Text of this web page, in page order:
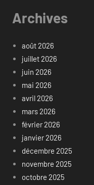
Archives
août 2026
juillet 2026
juin 2026
mai 2026
avril 2026
mars 2026
février 2026
janvier 2026
décembre 2025
novembre 2025
octobre 2025